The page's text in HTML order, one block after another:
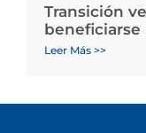
Transición
beneficiarse
Leer Más >>